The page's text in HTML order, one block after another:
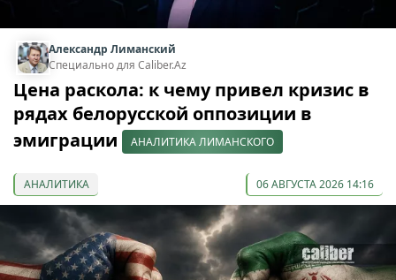
Александр Лиманский
Специально для Caliber.Az
Цена раскола: к чему привел кризис в
рядах белорусской оппозиции в
эмиграции
АНАЛИТИКА ЛИМАНСКОГО
АНАЛИТИКА 06 АВГУСТА 2026 14:16